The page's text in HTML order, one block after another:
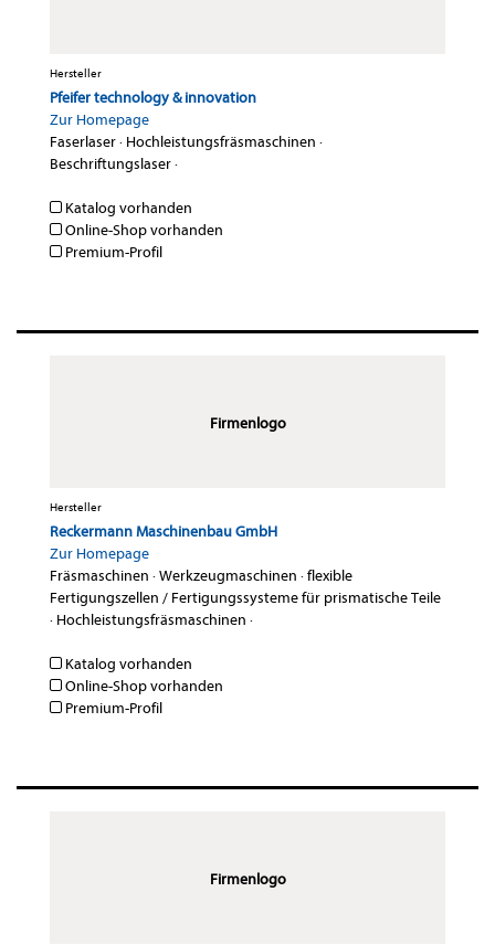
Hersteller
Pfeifer technology & innovation
Zur Homepage
Faserlaser· Hochleistungsfräsmaschinen ·
Beschriftungslaser·
Katalog vorhanden
Online-Shop vorhanden
Premium-Profil
Firmenlogo
Hersteller
Reckermann Maschinenbau GmbH
Zur Homepage
Fräsmaschinen ·Werkzeugmaschinen ·flexible
Fertigungszellen / Fertigungssysteme für prismatische Teile
· Hochleistungsfräsmaschinen ·
Katalog vorhanden
Online-Shop vorhanden
Premium-Profil
Firmenlogo